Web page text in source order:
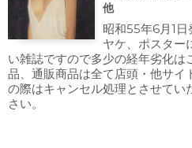
他
昭和55年6月1
ヤケ、ポスター
い雑誌ですので多少の経年劣化
品、通販商品は全て店頭・他サイ
の際はキャンセル処理とさせてい
さい。